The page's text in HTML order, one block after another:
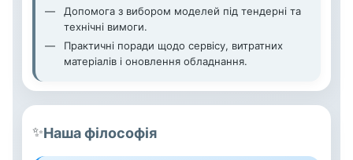
Допомога з вибором моделей під тендерні та
технічні вимоги.
Практичні поради щодо сервісу, витратних
матеріалів і оновлення обладнання.
✨Наша філософія